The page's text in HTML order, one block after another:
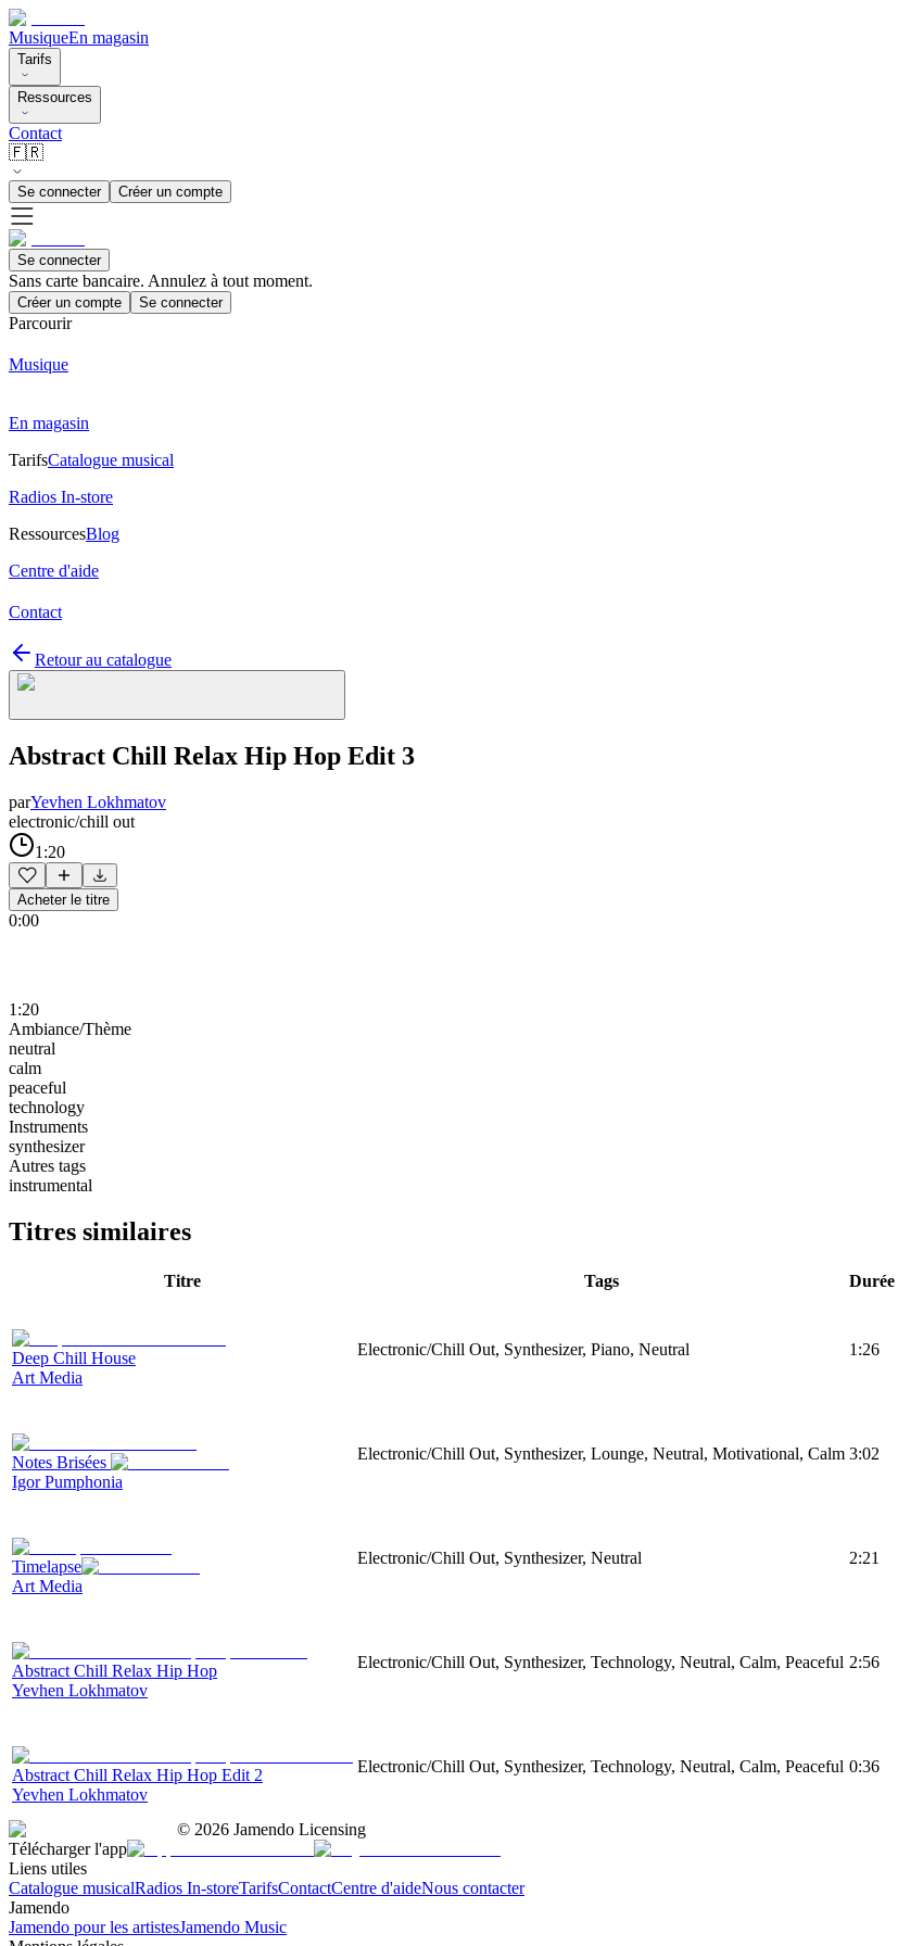
MusiqueEn magasin
Tarifs
Ressources
Contact
🇫🇷
Se connecter Créer un compte
Se connecter
Sans carte bancaire. Annulez à tout moment.
Créer un compte Se connecter
Parcourir
Musique
En magasin
TarifsCatalogue musical
Radios In-store
RessourcesBlog
Centre d'aide
Contact
Retour au catalogue
Abstract Chill Relax Hip Hop Edit 3
parYevhen Lokhmatov
electronic/chill out
1:20
Acheter le titre
0:00
1:20
Ambiance/Thème
neutral
calm
peaceful
technology
Instruments
synthesizer
Autres tags
instrumental
Titres similaires
Titre Tags Durée
Deep Chill House
Art Media
Electronic/Chill Out, Synthesizer, Piano, Neutral 1:26
Notes Brisées
Igor Pumphonia
Electronic/Chill Out, Synthesizer, Lounge, Neutral, Motivational, Calm 3:02
Timelapse
Art Media
Electronic/Chill Out, Synthesizer, Neutral 2:21
Abstract Chill Relax Hip Hop
Yevhen Lokhmatov
Electronic/Chill Out, Synthesizer, Technology, Neutral, Calm, Peaceful 2:56
Abstract Chill Relax Hip Hop Edit 2
Yevhen Lokhmatov
Electronic/Chill Out, Synthesizer, Technology, Neutral, Calm, Peaceful 0:36
© 2026 Jamendo Licensing
Télécharger l'app
Liens utiles
Catalogue musicalRadios In-storeTarifsContactCentre d'aideNous contacter
Jamendo
Jamendo pour les artistesJamendo Music